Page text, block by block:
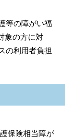
等の障がい福
象の方に対
の利用者負担
保険相当障が